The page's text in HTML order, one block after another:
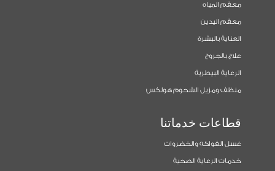
معقم المياه
معقم اليدين
العناية بالبشرة
علاج بالجروح
الرعاية البيطرية
منظف ومزيل الشحوم هولكس
قطاعات خدماتنا
غسل الفواكه والخضروات
خدمات الرعاية الصحية